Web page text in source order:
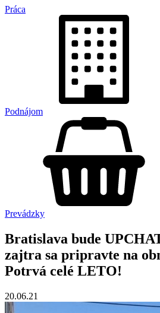
Práca
Podnájom
Prevádzky
Bratislava bude
zajtra sa pripravte na
Potrvá celé LETO!
20.06.21